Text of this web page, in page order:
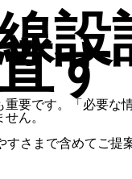
す
要です。「必要な
ん。
さまで含めてご提